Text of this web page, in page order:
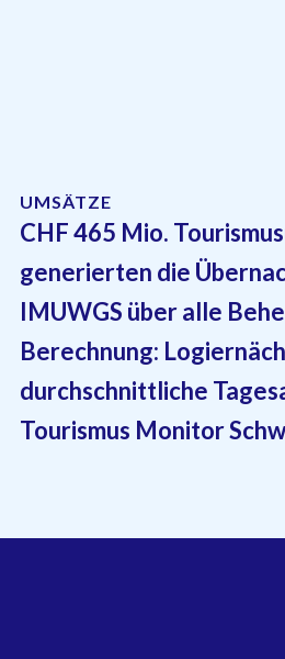
UMSÄTZE
CHF 465 Mio.
generierten die
IMUWGS über alle
Berechnung:
durchschnittliche
Tourismus Monitor